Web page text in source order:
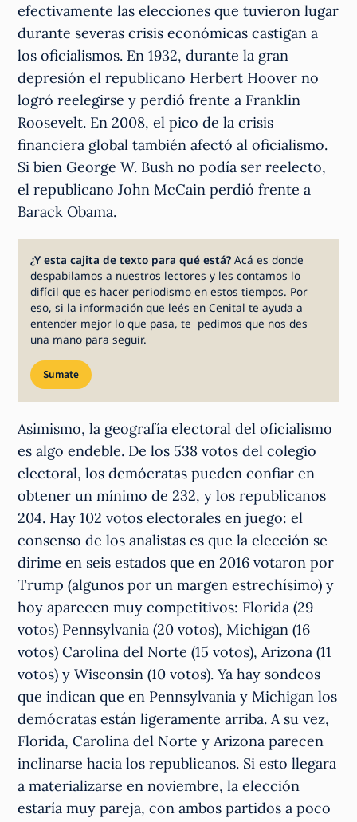
efectivamente las elecciones que tuvieron lugar
durante severas crisis económicas castigan a
los oficialismos. En 1932, durante la gran
depresión el republicano Herbert Hoover no
logró reelegirse y perdió frente a Franklin
Roosevelt. En 2008, el pico de la crisis
financiera global también afectó al oficialismo.
Si bien George W. Bush no podía ser reelecto,
el republicano John McCain perdió frente a
Barack Obama.
¿Y esta cajita de texto para qué está?Acá es donde
despabilamos a nuestros lectores y les contamos lo
difícil que es hacer periodismo en estos tiempos. Por
eso, si la información que leés en Cenital te ayuda a
entender mejor lo que pasa, te pedimos que nos des
una mano para seguir.
Sumate
Asimismo, la geografía electoral del oficialismo
es algo endeble. De los 538 votos del colegio
electoral, los demócratas pueden confiar en
obtener un mínimo de 232, y los republicanos
204. Hay 102 votos electorales en juego: el
consenso de los analistas es que la elección se
dirime en seis estados que en 2016 votaron por
Trump (algunos por un margen estrechísimo) y
hoy aparecen muy competitivos: Florida (29
votos) Pennsylvania (20 votos), Michigan (16
votos) Carolina del Norte (15 votos), Arizona (11
votos) y Wisconsin (10 votos). Ya hay sondeos
que indican que en Pennsylvania y Michigan los
demócratas están ligeramente arriba. A su vez,
Florida, Carolina del Norte y Arizona parecen
inclinarse hacia los republicanos. Si esto llegara
a materializarse en noviembre, la elección
estaría muy pareja, con ambos partidos a poco